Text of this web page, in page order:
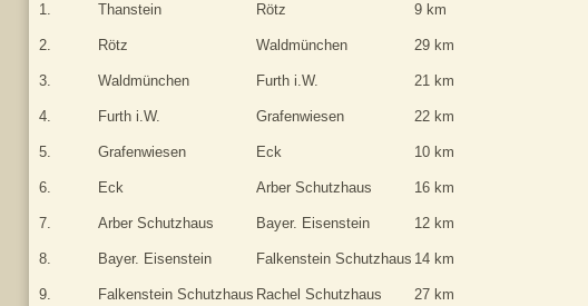
1. Thanstein Rötz 9 km
2. Rötz Waldmünchen 29 km
3. Waldmünchen Furth i.W. 21 km
4. Furth i.W. Grafenwiesen 22 km
5. Grafenwiesen Eck 10 km
6. Eck Arber Schutzhaus 16 km
7. Arber Schutzhaus Bayer. Eisenstein 12 km
8. Bayer. Eisenstein Falkenstein Schutzhaus 14 km
9. Falkenstein Schutzhaus Rachel Schutzhaus 27 km